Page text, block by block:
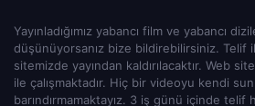
Yayınladığımız yabancı film ve yabancı
düşünüyorsanız bize bildirebilirsiniz. Telif
sitemizde yayından kaldırılacaktır. Web
ile çalışmaktadır. Hiç bir videoyu kendi
barındırmamaktayız. 3 iş günü içinde telif